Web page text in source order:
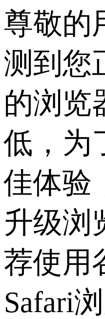
尊敬的
测到您
的浏览
低，为
佳体验
升级浏
荐使用
Safari